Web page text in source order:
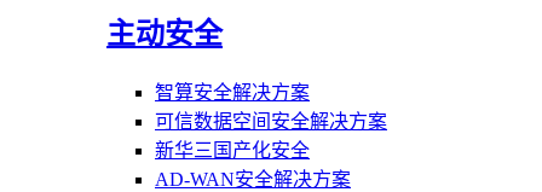
主动安全
智算安全解决方案
可信数据空间安全解决方案
新华三国产化安全
AD-WAN安全解决方案